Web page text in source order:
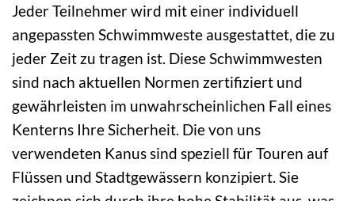
Jeder Teilnehmer wird mit einer individuell
angepassten Schwimmweste ausgestattet, die zu
jeder Zeit zu tragen ist. Diese Schwimmwesten
sind nach aktuellen Normen zertifiziert und
gewährleisten im unwahrscheinlichen Fall eines
Kenterns Ihre Sicherheit. Die von uns
verwendeten Kanus sind speziell für Touren auf
Flüssen und Stadtgewässern konzipiert. Sie